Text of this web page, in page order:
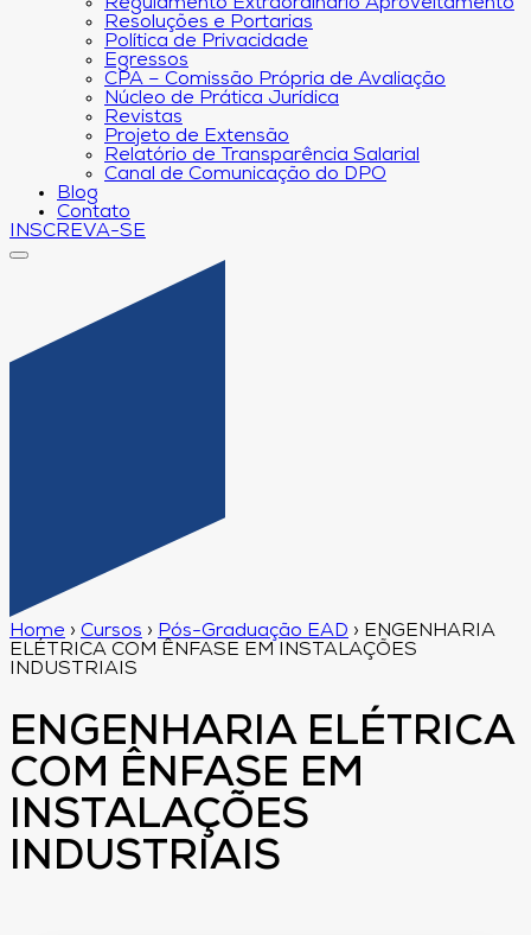
Resoluções e Portarias
Política de Privacidade
Egressos
CPA – Comissão Própria de Avaliação
Núcleo de Prática Jurídica
Revistas
Projeto de Extensão
Relatório de Transparência Salarial
Canal de Comunicação do DPO
Blog
Contato
INSCREVA-SE
Home › Cursos › Pós-Graduação EAD › ENGENHARIA
ELÉTRICA COM ÊNFASE EM INSTALAÇÕES
INDUSTRIAIS
ENGENHARIA ELÉTRICA
COM ÊNFASE EM
INSTALAÇÕES
INDUSTRIAIS